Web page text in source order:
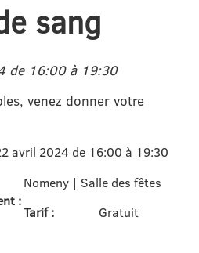
sang
de 16:00 à 19:30
venez donner votre
avril 2024 de 16:00 à 19:30
:
Nomeny | Salle des fêtes
Tarif :
Gratuit